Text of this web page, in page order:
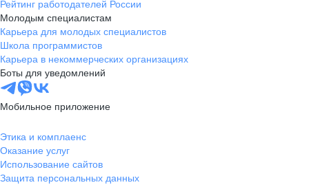
Рейтинг работодателей России
Молодым специалистам
Карьера для молодых специалистов
Школа программистов
Карьера в некоммерческих организациях
Боты для уведомлений
Мобильное приложение
Этика и комплаенс
Оказание услуг
Использование сайтов
Защита персональных данных